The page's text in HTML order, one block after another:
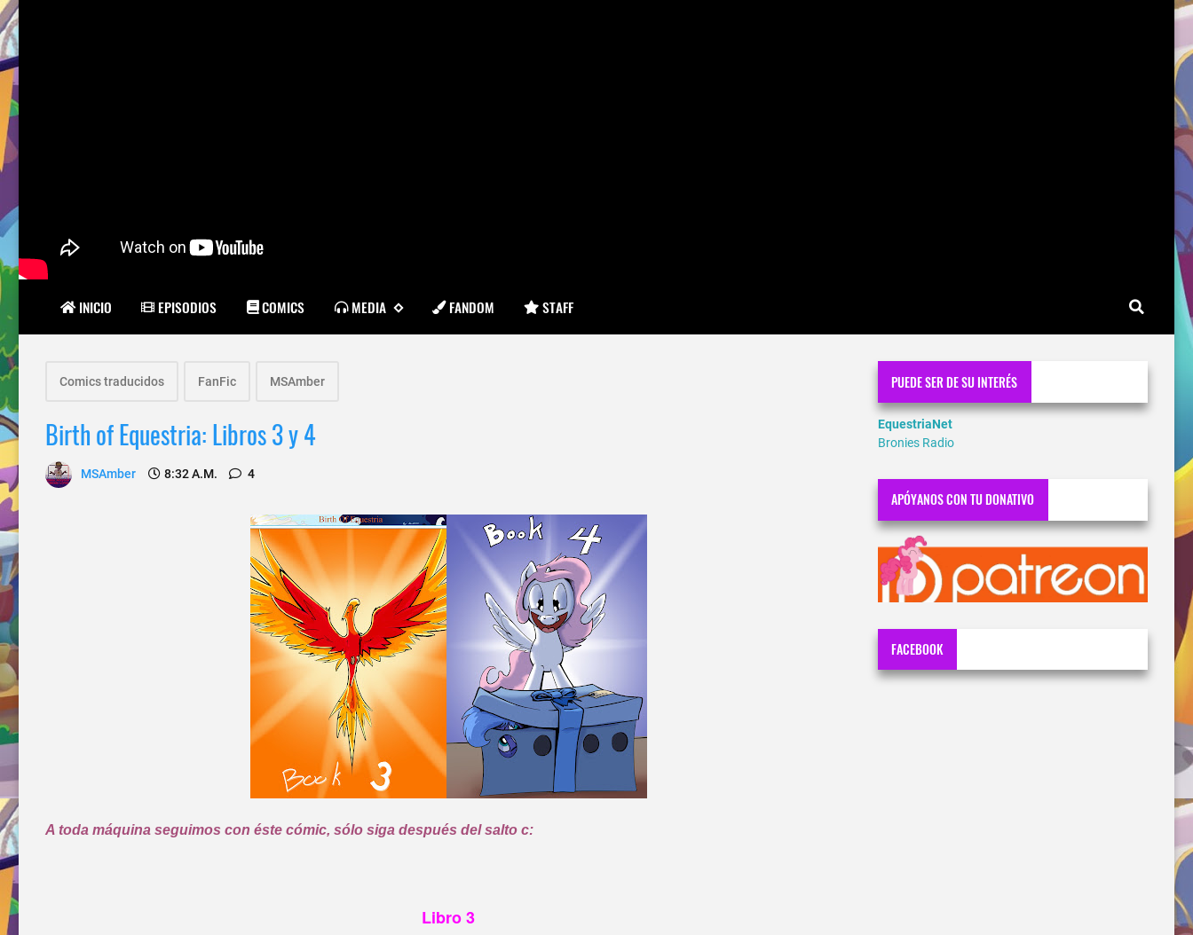
INICIO EPISODIOS COMICS MEDIA FANDOM STAFF
Comics traducidos FanFic MSAmber
Birth of Equestria: Libros 3 y 4
MSAmber 8:32 A.m. 4
A toda máquina seguimos con éste cómic, sólo siga después del salto c:
Libro 3
PUEDE SER DE SU INTERÉS
EquestriaNet
Bronies Radio
APÓYANOS CON TU DONATIVO
FACEBOOK